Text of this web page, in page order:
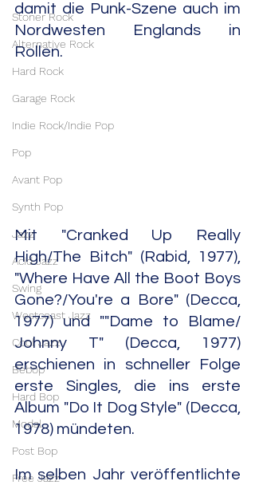
Stoner Rock
Alternative Rock
Hard Rock
Garage Rock
Indie Rock/Indie Pop
Pop
Avant Pop
Synth Pop
Jazz
Acid Jazz
Swing
Westcoast Jazz
Cool Jazz
Bebop
Hard Bop
Modal
Post Bop
Free Jazz
damit die Punk-Szene auch im
Nordwesten Englands in
Rollen.
Mit "Cranked Up Really
High/The Bitch" (Rabid, 1977),
"Where Have All the Boot Boys
Gone?/You're a Bore" (Decca,
1977) und ""Dame to Blame/
Johnny T" (Decca, 1977)
erschienen in schneller Folge
erste Singles, die ins erste
Album "Do It Dog Style" (Decca,
1978) mündeten.
Im selben Jahr veröffentlichte